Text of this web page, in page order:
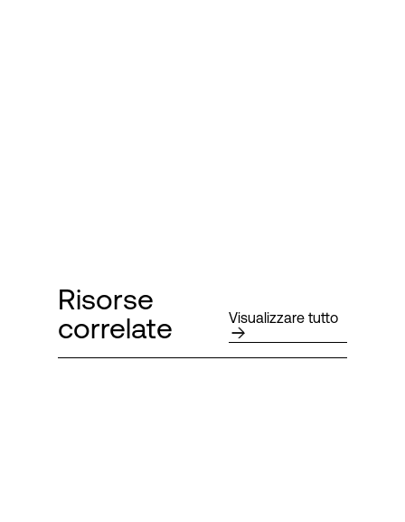
Risorse
correlate
Visualizzare tutto